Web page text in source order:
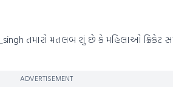
તમારો મતલબ શું છે કે મહિલાઓ ક્રિકેટ
ADVERTISEMENT